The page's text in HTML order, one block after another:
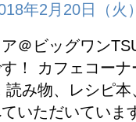
年2月20日（火）
＠ビッグワン
！ カフェコーナ
読み物、レシピ
いただいていま